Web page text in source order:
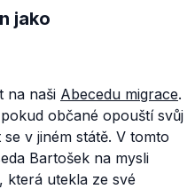
jako
na naši Abecedu migrace.
občané opouští svůj
v jiném státě. V tomto
Bartošek na mysli
která utekla ze své